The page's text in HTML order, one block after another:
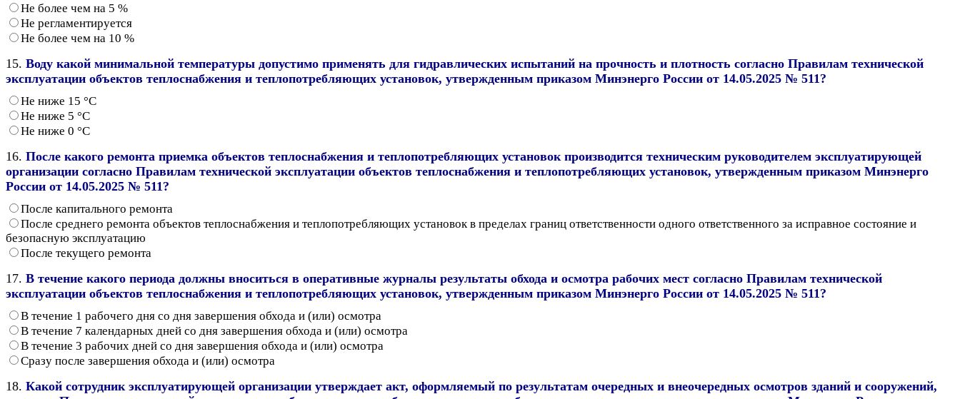
Не более чем на 5 %
Не регламентируется
Не более чем на 10 %
15. Воду какой минимальной температуры допустимо применять для гидравлических испытаний на прочность и плотность согласно Правилам технической
эксплуатации объектов теплоснабжения и теплопотребляющих установок, утвержденным приказом Минэнерго России от 14.05.2025 № 511?
Не ниже 15 °С
Не ниже 5 °С
Не ниже 0 °С
16. После какого ремонта приемка объектов теплоснабжения и теплопотребляющих установок производится техническим руководителем эксплуатирующей
организации согласно Правилам технической эксплуатации объектов теплоснабжения и теплопотребляющих установок, утвержденным приказом Минэнерго
России от 14.05.2025 № 511?
После капитального ремонта
После среднего ремонта объектов теплоснабжения и теплопотребляющих установок в пределах границ ответственности одного ответственного за исправное состояние и
безопасную эксплуатацию
После текущего ремонта
17. В течение какого периода должны вноситься в оперативные журналы результаты обхода и осмотра рабочих мест согласно Правилам технической
эксплуатации объектов теплоснабжения и теплопотребляющих установок, утвержденным приказом Минэнерго России от 14.05.2025 № 511?
В течение 1 рабочего дня со дня завершения обхода и (или) осмотра
В течение 7 календарных дней со дня завершения обхода и (или) осмотра
В течение 3 рабочих дней со дня завершения обхода и (или) осмотра
Сразу после завершения обхода и (или) осмотра
18. Какой сотрудник эксплуатирующей организации утверждает акт, оформляемый по результатам очередных и внеочередных осмотров зданий и сооружений,